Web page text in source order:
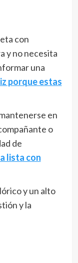
con
y no necesita
una
porque estas
en
o
de
lista con
y un alto
y la